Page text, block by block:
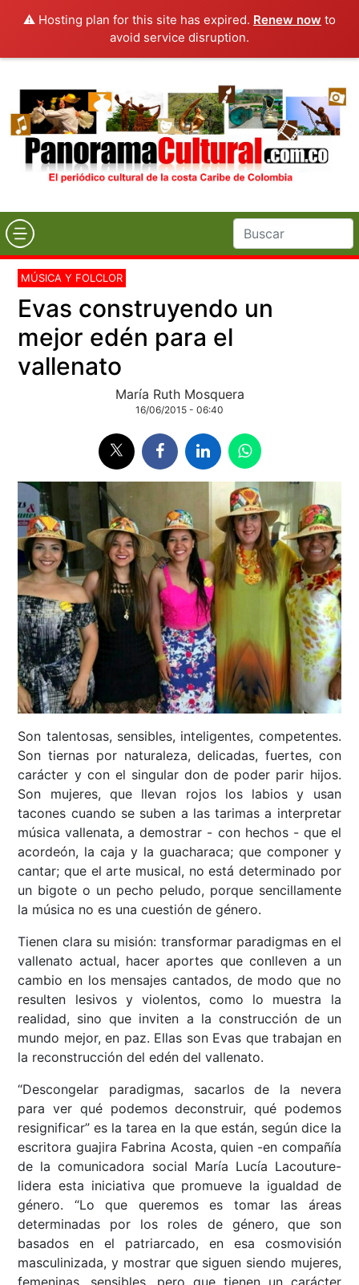
⚠️ Hosting plan for this site has expired. Renew now to
avoid service disruption.
MÚSICA Y FOLCLOR
Evas construyendo un
mejor edén para el
vallenato
María Ruth Mosquera
16/06/2015 - 06:40
Son talentosas, sensibles, inteligentes, competentes.
Son tiernas por naturaleza, delicadas, fuertes, con
carácter y con el singular don de poder parir hijos.
Son mujeres, que llevan rojos los labios y usan
tacones cuando se suben a las tarimas a interpretar
música vallenata, a demostrar - con hechos - que el
acordeón, la caja y la guacharaca; que componer y
cantar; que el arte musical, no está determinado por
un bigote o un pecho peludo, porque sencillamente
la música no es una cuestión de género.
Tienen clara su misión: transformar paradigmas en el
vallenato actual, hacer aportes que conlleven a un
cambio en los mensajes cantados, de modo que no
resulten lesivos y violentos, como lo muestra la
realidad, sino que inviten a la construcción de un
mundo mejor, en paz. Ellas son Evas que trabajan en
la reconstrucción del edén del vallenato.
“Descongelar paradigmas, sacarlos de la nevera
para ver qué podemos deconstruir, qué podemos
resignificar” es la tarea en la que están, según dice la
escritora guajira Fabrina Acosta, quien -en compañía
de la comunicadora social María Lucía Lacouture-
lidera esta iniciativa que promueve la igualdad de
género. “Lo que queremos es tomar las áreas
determinadas por los roles de género, que son
basados en el patriarcado, en esa cosmovisión
masculinizada, y mostrar que siguen siendo mujeres,